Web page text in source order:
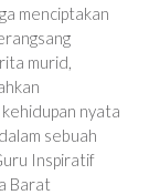
menciptakan
murid,
nyata
sebuah
Inspiratif
Barat